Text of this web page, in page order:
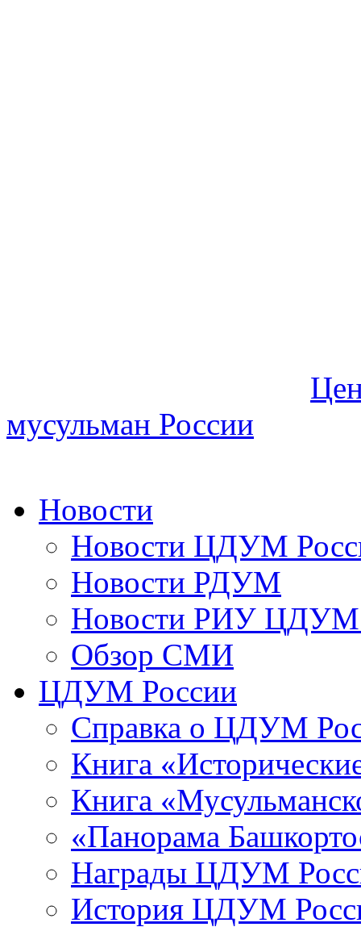
мусульман России
Новости
Новости ЦДУМ
Новости РДУМ
Новости РИУ ЦДУМ
Обзор СМИ
ЦДУМ России
Справка о ЦДУМ
Книга
Книга
«Панорама
Награды ЦДУМ
История ЦДУМ